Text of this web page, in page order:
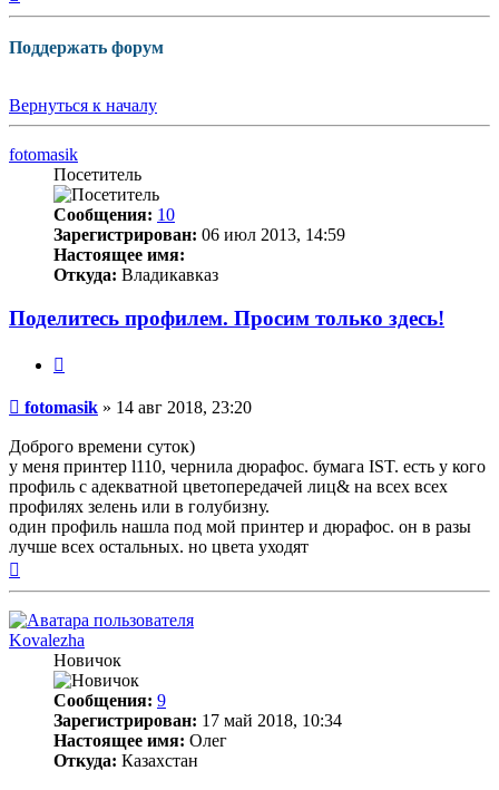
Поддержать форум
Вернуться к началу
fotomasik
Посетитель
Сообщения: 10
Зарегистрирован: 06 июл 2013, 14:59
Настоящее имя:
Откуда: Владикавказ
Поделитесь профилем. Просим только здесь!
Непрочитанное
fotomasik » 14 авг 2018, 23:20
Доброго времени суток)
у меня принтер l110, чернила дюрафос. бумага IST. есть у кого
профиль с адекватной цветопередачей лиц& на всех всех
профилях зелень или в голубизну.
один профиль нашла под мой принтер и дюрафос. он в разы
лучше всех остальных. но цвета уходят
Kovalezha
Новичок
Сообщения: 9
Зарегистрирован: 17 май 2018, 10:34
Настоящее имя: Олег
Откуда: Казахстан